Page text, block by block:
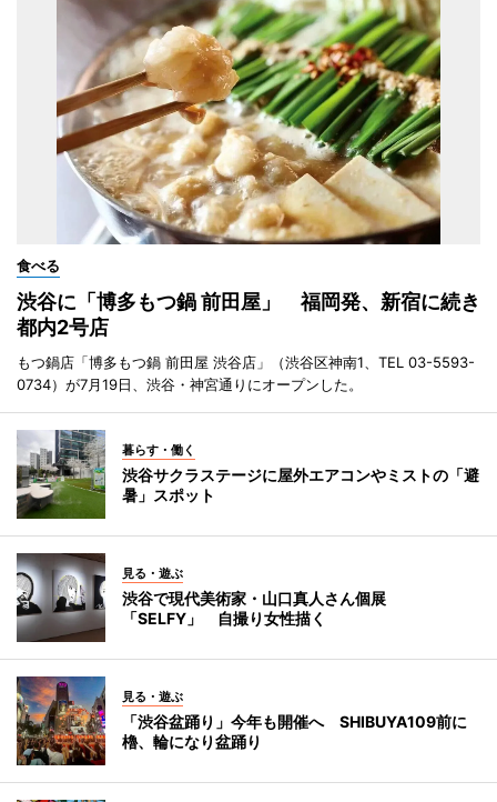
食べる
渋谷に「博多もつ鍋 前田屋」 福岡発、新宿に続き
都内2号店
もつ鍋店「博多もつ鍋 前田屋 渋谷店」（渋谷区神南1、TEL 03-5593-
0734）が7月19日、渋谷・神宮通りにオープンした。
暮らす・働く
渋谷サクラステージに屋外エアコンやミストの「避
暑」スポット
見る・遊ぶ
渋谷で現代美術家・山口真人さん個展
「SELFY」 自撮り女性描く
見る・遊ぶ
「渋谷盆踊り」今年も開催へ SHIBUYA109前に
櫓、輪になり盆踊り